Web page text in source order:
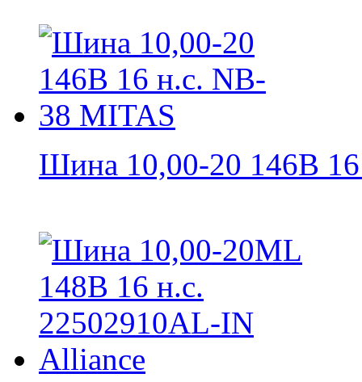
Шина 10,00-20 146B